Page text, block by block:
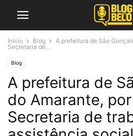
Início Blog
A prefeitura de São
Secretaria de...
Blog
A prefeitura de
do Amarante,
Secretaria de